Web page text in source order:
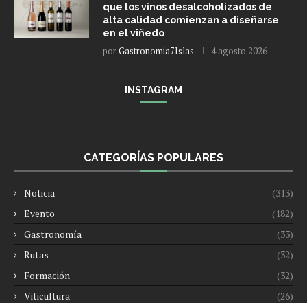
que los vinos desalcoholizados de
alta calidad comienzan a diseñarse
en el viñedo
porGastronomia7Islas 4 agosto 2026
INSTAGRAM
CATEGORÍAS POPULARES
Noticia
(313)
Evento
(182)
Gastronomía
(33)
Rutas
(32)
Formación
(32)
Viticultura
(26)